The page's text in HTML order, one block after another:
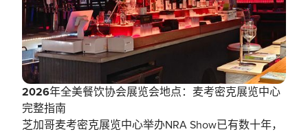
2026年全美餐饮协会展览会地点：麦考密克展览中心
完整指南
芝加哥麦考密克展览中心举办NRA Show已有数十年，